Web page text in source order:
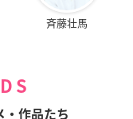
斉藤壮馬
・作品たち